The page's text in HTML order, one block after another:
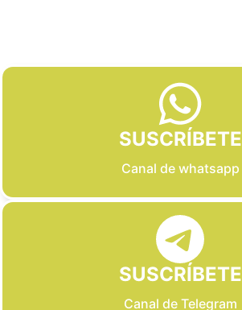
SUSCRÍBETE
Canal de whatsapp
SUSCRÍBETE
Canal de Telegram